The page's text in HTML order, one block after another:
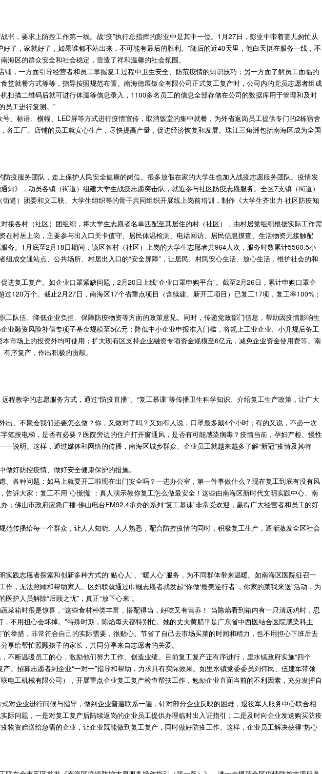
，要求上防控工作第一线。战“疫”执行总指挥的彭亚中是其中一位。1月27日，彭亚中带着妻儿匆忙从
了，家就好了，如果谁都不站出来，不可能有最后的胜利。”随后的近40天里，他白天挺在服务一线，不
区的群众安全和社会稳定，营造了祥和温馨的社会氛围。
，一方面引导经营者和员工掌握复工过程中卫生安全、防范疫情的知识技巧；另一方面了解员工面临的
就餐方式等等，指导按照规范布置。南海德展钣金有限公司正式复工复产时，公司内的党员志愿者组成
描二维码后就可进行体温等信息录入，1100多名员工的信息全部存储在公司的数据库用于管理和及时
员工进行复测。”
、标语、横幅、LED屏等方式进行疫情宣传，取消饭堂的集中就餐，为外省返岗员工提供专门的2栋宿舍
工厂、店铺的员工就安心生产，尽快提高产量，促进经济恢复和发展。珠江三角洲包括南海区成为全国
疫服务团队，走上保护人民安全健康的岗位。很多放假在家的大学生也加入战疫志愿服务团队。疫情发
》，动员各镇（街道）组建大学生战疫志愿突击队，就近参与社区防疫志愿服务。全区7支镇（街道）
）团委和义工联、大学生组织等的骨干共同组织开展线上岗前培训，制作《大学生齐出力·社区防疫知
各村（社区）团组织，将大学生志愿者名单匹配至其居住的村（社区），由村居党组织根据实际工作需
村居上岗，主要参与出入口关卡值守、居民体温检测、电话回访、居民信息摸查、生活物资无接触配
。1月底至2月18日期间，该区各村（社区）上岗的大学生志愿者共964人次，服务时数累计5560.5小
成交通站点、公共场所、村居出入口的“安全屏障”，让居民、村民安心生活、放心生活，维护社会的和
复工复产。如企业口罩紧缺问题，2月20日上线“企业口罩申购平台”。截至2月26日，累计申购口罩企
120万个。截止2月27日，南海区17个省重点项目（含续建、新开工项目）已复工17项，复工率100%；
队伍、降低企业负担、保障防疫物资等方面的政策意见。同时，传递党政部门信息，帮助因疫情影响生
融资风险补偿专项子基金规模至5亿元；降低中小企业申报准入门槛，将规上工业企业、小升规后备工
市场上的投资外均可使用；扩大现有区支持企业融资专项资金规模至6亿元，减免企业资金使用费等。南
序复产，作出积极的贡献。
程教学的志愿服务方式，通过“防疫直播”、“复工慕课”等传播卫生科学知识、介绍复工生产政策，让广大
、不聚会我们还要怎么做？你，又做对了吗？又如有人说，口罩最多戴4个小时；有的又说，不必一次
按电梯，是否有必要？医院旁边的住户打开窗通风，是否有可能感染病毒？疫情当前，孕妇产检、慢性
说明。这样，通过媒体和网络的传播，南海区城乡群众、企业员工就越来越多了解“新冠”疫情及其特
好防控疫情、做好安全健康保护的措施。
各种问题：如马上就要开工啦现在出门安全吗？一进办公室，第一件事做什么？现在复工到底有没有风
诉大家：复工不用“心慌慌”：真人演示教你复工怎么做最安全！这些由南海区新时代文明实践中心、南
佛山市政府应急广播·佛山电台FM92.4承办的系列“复工慕课”非常受欢迎，赢得广大经营者和员工的好
传播给每一个群众，让人人知晓、人人熟悉，配合防控疫情的同时，积极复工生产，逐渐激发全区社会
践志愿者探索和创新多种方式的“贴心人”、“暖人心”服务，为不同群体带来温暖。如南海区医院征召一
，无法照顾和帮助家人。区妇联就通过巾帼志愿者就发起“你做‘最美逆行者’，你家的菜我来送”活动，为
护人员解除“后顾之忧”，真正“放下心来”。
箱时很是惊喜，“这些食材种类丰富，搭配得当，好吃又有营养！”当陈焰看到箱内有一只清远鸡时，忍
不用担心会坏掉。”特殊时期，陈焰每天都特别忙。她的丈夫黄腊平是广东省中西医结合医院感染科主
举措，非常符合自己的实际需要，很贴心。节省了自己去市场买菜的时间和精力，也不用担心下班后去
给帮忙照顾孩子的家长，共同分享来自志愿者的关爱。
断温暖员工的心，激励他们努力工作、创造业绩。目前复工复产正有序进行，里水镇政府实施“四个
。招募志愿者到企业“一对一”指导和帮助，力求具有实际效果。如里水镇党委委员刘伟民、伍建军带领
工机械有限公司），开展重点企业复工复产检查帮扶工作，勉励企业直面当前的不利因素，充分发挥自
企业进行问候与指导，做到企业普遍联系一遍，针对部分企业反映的困难，退役军人服务中心联合相
问题，一是对复工复产后陆续返岗的企业员工提供办理临时出入证指引；二是及时向企业发送购买防疫
资赠送给急需的企业，让企业既能做到复工复产，同时做好防疫工作。这样，企业员工解决获得“热心